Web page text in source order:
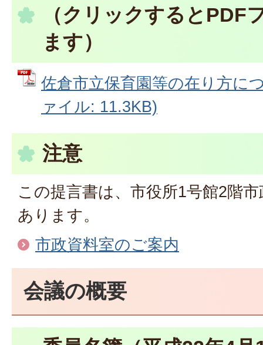
（クリックするとPDF
ます）
佐倉市立保育園等の在り方に
ァイル: 11.3KB)
注意
この提言書は、市役所1号館2階
あります。
市政資料室のご案内
会議の概要